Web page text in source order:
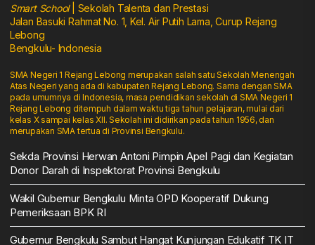
Smart School| Sekolah Talenta dan Prestasi
Jalan Basuki Rahmat No. 1, Kel. Air Putih Lama, Curup Rejang
Lebong
Bengkulu- Indonesia
SMA Negeri 1 Rejang Lebong merupakan salah satu Sekolah Menengah
Atas Negeri yang ada di kabupaten Rejang Lebong. Sama dengan SMA
pada umumnya di Indonesia, masa pendidikan sekolah di SMA Negeri 1
Rejang Lebong ditempuh dalam waktu tiga tahun pelajaran, mulai dari
kelas X sampai kelas XII. Sekolah ini didirikan pada tahun 1956, dan
merupakan SMA tertua di Provinsi Bengkulu.
Sekda Provinsi Herwan Antoni Pimpin Apel Pagi dan Kegiatan
Donor Darah di Inspektorat Provinsi Bengkulu
Wakil Gubernur Bengkulu Minta OPD Kooperatif Dukung
Pemeriksaan BPK RI
Gubernur Bengkulu Sambut Hangat Kunjungan Edukatif TK IT